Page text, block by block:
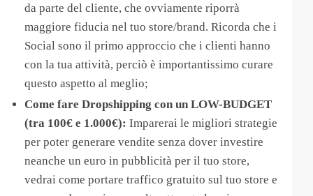
da parte del cliente, che ovviamente riporrà
maggiore fiducia nel tuo store/brand. Ricorda che i
Social sono il primo approccio che i clienti hanno
con la tua attività, perciò è importantissimo curare
questo aspetto al meglio;
Come fare Dropshipping con un LOW-BUDGET
(tra 100€ e 1.000€): Imparerai le migliori strategie
per poter generare vendite senza dover investire
neanche un euro in pubblicità per il tuo store,
vedrai come portare traffico gratuito sul tuo store e